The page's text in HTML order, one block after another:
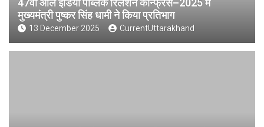
47वीं ऑल इंडिया पब्लिक रिलेशन कॉन्फ्रेंस–2025 में
मुख्यमंत्री पुष्कर सिंह धामी ने किया प्रतिभाग
13 December 2025 CurrentUttarakhand